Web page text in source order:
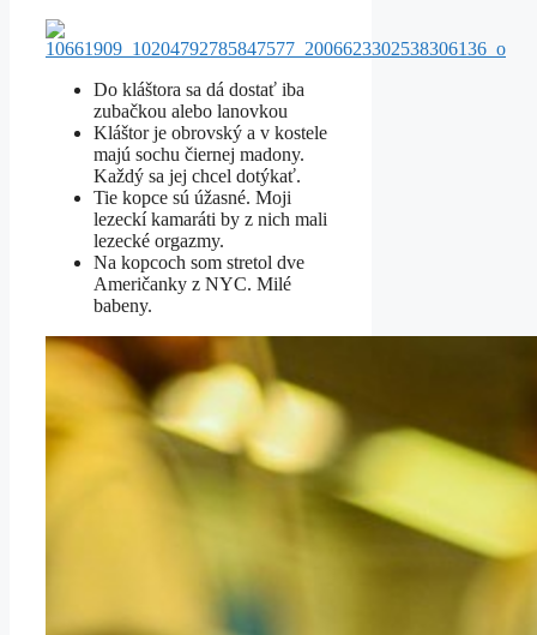
Do kláštora sa dá dostať iba
zubačkou alebo lanovkou
Kláštor je obrovský a v kostele
majú sochu čiernej madony.
Každý sa jej chcel dotýkať.
Tie kopce sú úžasné. Moji
lezeckí kamaráti by z nich mali
lezecké orgazmy.
Na kopcoch som stretol dve
Američanky z NYC. Milé
babeny.